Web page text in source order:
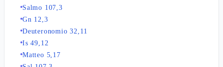
Salmo 107,3
Gn 12,3
Deuteronomio 32,11
Is 49,12
Matteo 5,17